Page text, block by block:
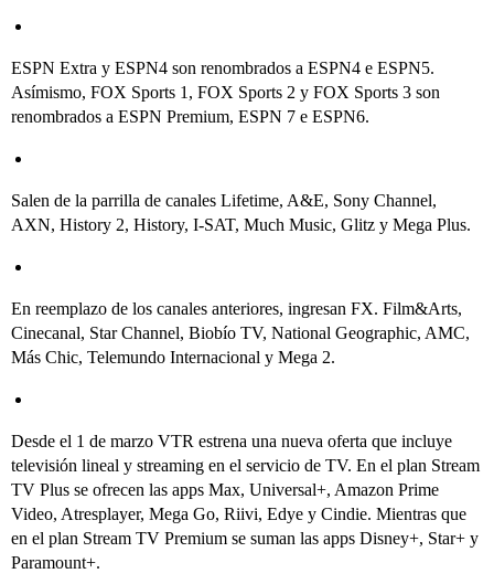
ESPN Extra y ESPN4 son renombrados a ESPN4 e ESPN5.
Asímismo, FOX Sports 1, FOX Sports 2 y FOX Sports 3 son
renombrados a ESPN Premium, ESPN 7 e ESPN6.
Salen de la parrilla de canales Lifetime, A&E, Sony Channel,
AXN, History 2, History, I-SAT, Much Music, Glitz y Mega Plus.
En reemplazo de los canales anteriores, ingresan FX. Film&Arts,
Cinecanal, Star Channel, Biobío TV, National Geographic, AMC,
Más Chic, Telemundo Internacional y Mega 2.
Desde el 1 de marzo VTR estrena una nueva oferta que incluye
televisión lineal y streaming en el servicio de TV. En el plan Stream
TV Plus se ofrecen las apps Max, Universal+, Amazon Prime
Video, Atresplayer, Mega Go, Riivi, Edye y Cindie. Mientras que
en el plan Stream TV Premium se suman las apps Disney+, Star+ y
Paramount+.